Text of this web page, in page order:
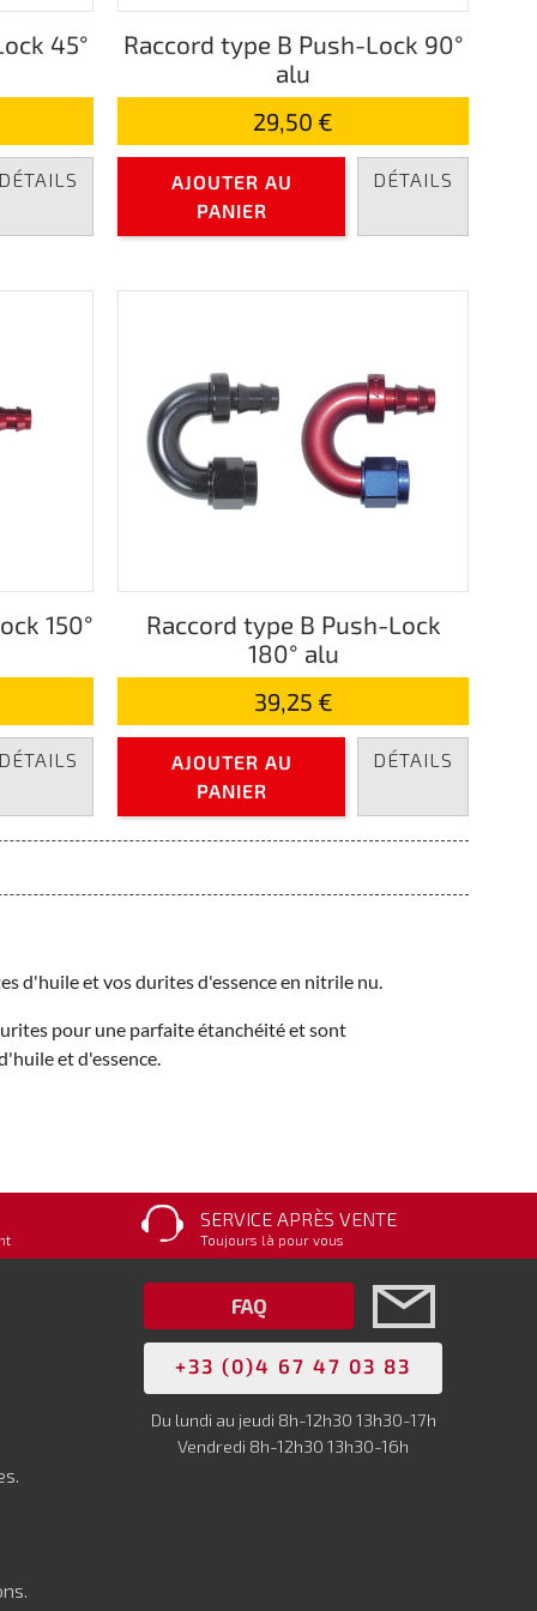
45°
Raccord type B Push-Lock 90°
alu
29,50 €
AJOUTER AU
PANIER
DÉTAILS
150°
Raccord type B Push-Lock
180° alu
39,25 €
AJOUTER AU
PANIER
DÉTAILS
d'huile et vos durites d'essence en nitrile nu.
pour une parfaite étanchéité et sont
et d'essence.
SERVICE APRÈS VENTE
Toujours là pour vous
FAQ
+33 (0)4 67 47 03 83
Du lundi au jeudi 8h-12h30 13h30-17h
Vendredi 8h-12h30 13h30-16h